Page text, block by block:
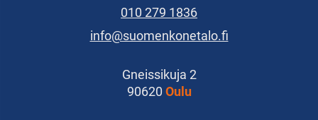
010 279 1836
info@suomenkonetalo.fi
Gneissikuja 2
90620 Oulu